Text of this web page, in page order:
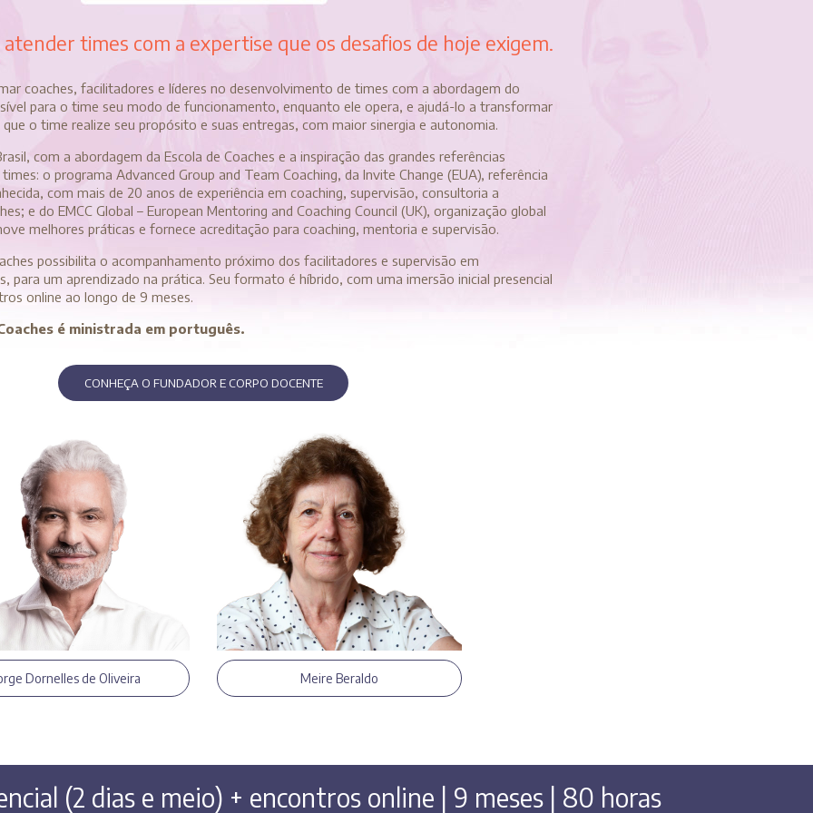
times com a expertise que os desafios de hoje exigem.
coaches, facilitadores e líderes no desenvolvimento de times com a abordagem do
para o time seu modo de funcionamento, enquanto ele opera, e ajudá-lo a transformar
o time realize seu propósito e suas entregas, com maior sinergia e autonomia.
com a abordagem da Escola de Coaches e a inspiração das grandes referências
o programa Advanced Group and Team Coaching, da Invite Change (EUA), referência
com mais de 20 anos de experiência em coaching, supervisão, consultoria a
e do EMCC Global – European Mentoring and Coaching Council (UK), organização global
melhores práticas e fornece acreditação para coaching, mentoria e supervisão.
possibilita o acompanhamento próximo dos facilitadores e supervisão em
para um aprendizado na prática. Seu formato é híbrido, com uma imersão inicial presencial
online ao longo de 9 meses.
é ministrada em português.
CONHEÇA O FUNDADOR E CORPO DOCENTE
Dornelles de Oliveira Meire Beraldo
(2 dias e meio) + encontros online | 9 meses | 80 horas